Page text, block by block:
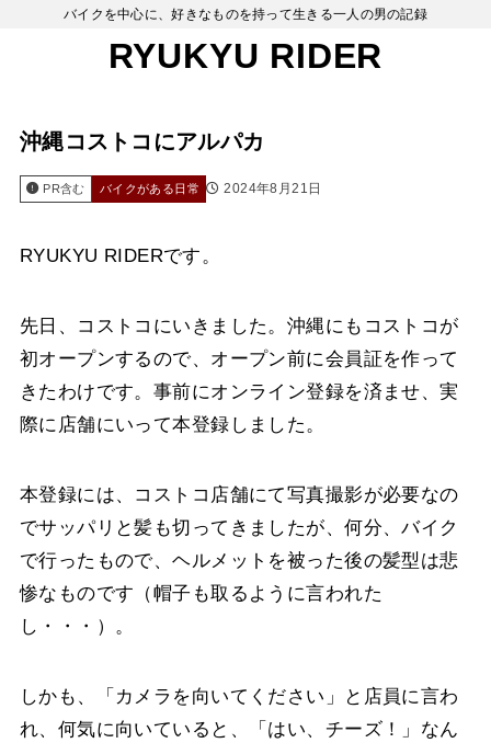
バイクを中心に、好きなものを持って生きる一人の男の記録
RYUKYU RIDER
沖縄コストコにアルパカ
PR含む バイクがある日常 2024年8月21日
RYUKYU RIDERです。
先日、コストコにいきました。沖縄にもコストコが
初オープンするので、オープン前に会員証を作って
きたわけです。事前にオンライン登録を済ませ、実
際に店舗にいって本登録しました。
本登録には、コストコ店舗にて写真撮影が必要なの
でサッパリと髪も切ってきましたが、何分、バイク
で行ったもので、ヘルメットを被った後の髪型は悲
惨なものです（帽子も取るように言われた
し・・・）。
しかも、「カメラを向いてください」と店員に言わ
れ、何気に向いていると、「はい、チーズ！」なん